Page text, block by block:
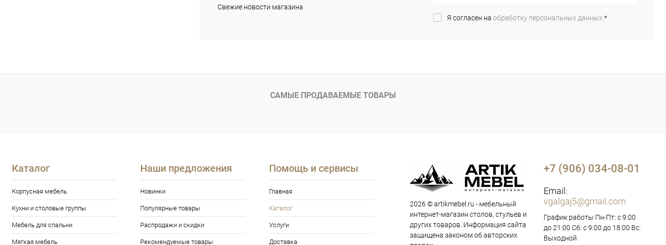
Свежие новости магазина
Я согласен на обработку персональных данных. *
САМЫЕ ПРОДАВАЕМЫЕ ТОВАРЫ
Каталог
Корпусная мебель
Кухни и столовые группы
Мебель для спальни
Мягкая мебель
Наши предложения
Новинки
Популярные товары
Распродажи и скидки
Рекомендуемые товары
Помощь и сервисы
Главная
Каталог
Услуги
Доставка
2026 © artikmebel.ru - мебельный
интернет-магазин столов, стульев и
других товаров. Информация сайта
защищена законом об авторских
+7 (906) 034-08-01
Email:
vgalgaj5@gmail.com
График работы Пн-Пт: с 9:00
до 21:00 Сб: с 9:00 до 18:00 Вс:
Выходной